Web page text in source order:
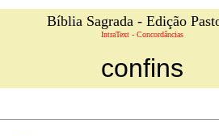
Bíblia Sagrada - Edição
IntraText - Concordâncias
confins